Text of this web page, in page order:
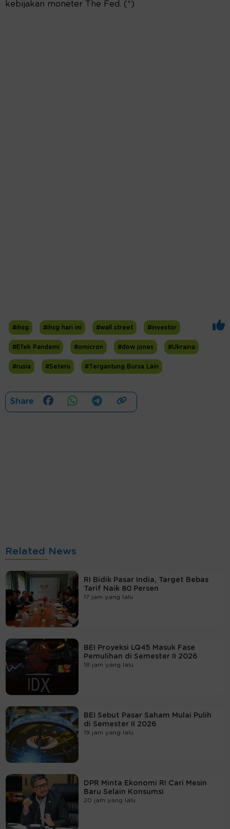
kebijakan moneter The Fed. (*)
#ihsg #ihsg hari ini #wall street #investor
#Efek Pandemi #omicron #dow jones #Ukraina
#rusia #Seteru #Tergantung Bursa Lain
Share
Related News
RI Bidik Pasar India, Target Bebas
Tarif Naik 80 Persen
17 jam yang lalu
BEI Proyeksi LQ45 Masuk Fase
Pemulihan di Semester II 2026
18 jam yang lalu
BEI Sebut Pasar Saham Mulai Pulih
di Semester II 2026
19 jam yang lalu
DPR Minta Ekonomi RI Cari Mesin
Baru Selain Konsumsi
20 jam yang lalu